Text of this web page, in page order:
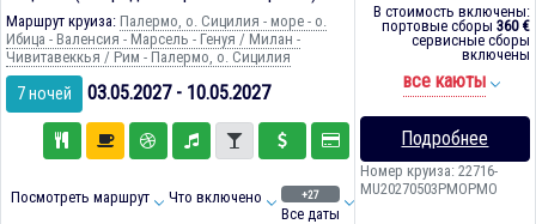
Маршрут круиза: Палермо, о. Сицилия - море - о.
Ибица - Валенсия - Марсель - Генуя / Милан -
Чивитавеккья / Рим - Палермо, о. Сицилия
7 ночей 03.05.2027 - 10.05.2027
Посмотреть маршрут Что включено +27
Все даты
В стоимость включены:
портовые сборы 360 €
сервисные сборы
включены
все каюты
Подробнее
Номер круиза: 22716-
MU20270503PMOPMO